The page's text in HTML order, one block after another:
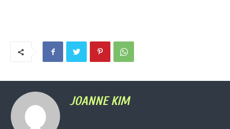
JOANNE KIM